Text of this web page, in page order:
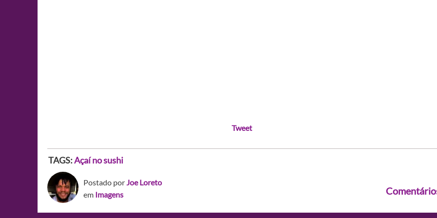
Tweet
TAGS:Açaí no sushi
Postado porJoe Loreto
em Imagens